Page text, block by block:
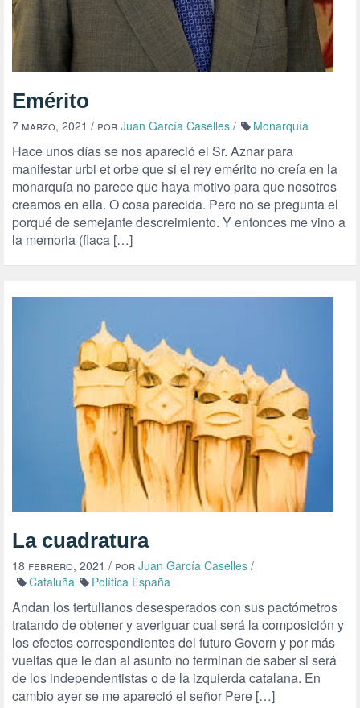
Emérito
7 marzo, 2021 / por Juan García Caselles / Monarquía
Hace unos días se nos apareció el Sr. Aznar para
manifestar urbi et orbe que si el rey emérito no creía en la
monarquía no parece que haya motivo para que nosotros
creamos en ella. O cosa parecida. Pero no se pregunta el
porqué de semejante descreimiento. Y entonces me vino a
la memoria (flaca […]
La cuadratura
18 febrero, 2021 / por Juan García Caselles /
Cataluña
Política España
Andan los tertulianos desesperados con sus pactómetros
tratando de obtener y averiguar cual será la composición y
los efectos correspondientes del futuro Govern y por más
vueltas que le dan al asunto no terminan de saber si será
de los independentistas o de la izquierda catalana. En
cambio ayer se me apareció el señor Pere […]